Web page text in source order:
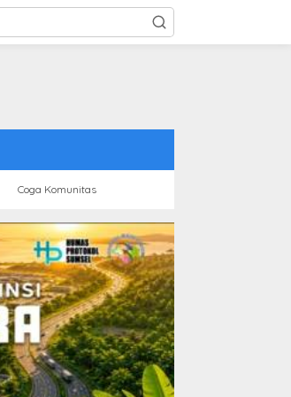
Coga Komunitas